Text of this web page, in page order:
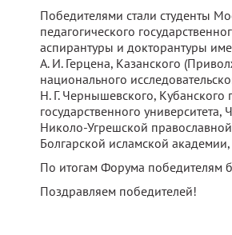
Победителями стали студенты
педагогического
аспирантуры и докторантуры
А. И. Герцена, Казанского
национального
Н. Г. Чернышевского, Кубанского
государственного
Николо-Угрешской
Болгарской исламской академии,
По итогам Форума победителям
Поздравляем победителей!